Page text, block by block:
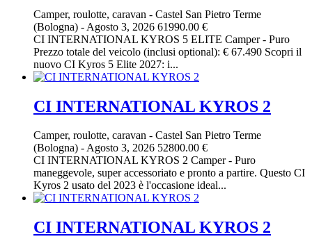
Camper, roulotte, caravan - Castel San Pietro Terme
(Bologna) - Agosto 3, 2026 61990.00 €
CI INTERNATIONAL KYROS 5 ELITE Camper - Puro
Prezzo totale del veicolo (inclusi optional): € 67.490 Scopri il
nuovo CI Kyros 5 Elite 2027: i...
CI INTERNATIONAL KYROS 2
Camper, roulotte, caravan - Castel San Pietro Terme
(Bologna) -Agosto 3, 2026 52800.00 €
CI INTERNATIONAL KYROS 2 Camper - Puro
maneggevole, super accessoriato e pronto a partire. Questo CI
Kyros 2 usato del 2023 è l'occasione ideal...
CI INTERNATIONAL KYROS 2